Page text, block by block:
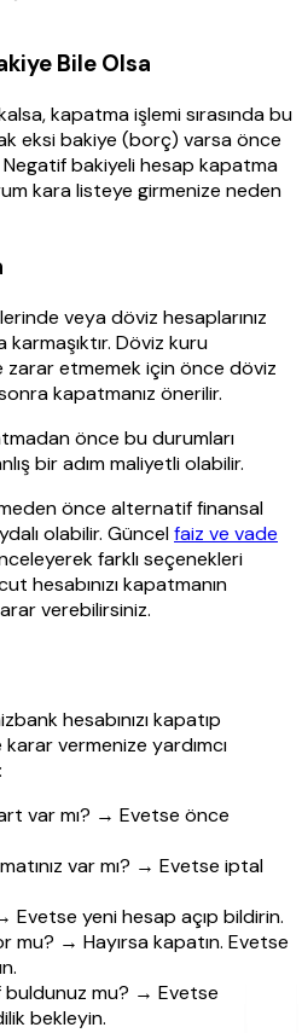
Bile Olsa
kapatma işlemi sırasında bu
eksi bakiye (borç) varsa önce
bakiyeli hesap kapatma
kara listeye girmenize neden
veya döviz hesaplarınız
Döviz kuru
zarar etmemek için önce döviz
kapatmanız önerilir.
önce bu durumları
bir adım maliyetli olabilir.
önce alternatif finansal
olabilir. Güncelfaiz ve vade
farklı seçenekleri
hesabınızı kapatmanın
verebilirsiniz.
hesabınızı kapatıp
vermenize yardımcı
var mı? → Evetse önce
var mı? → Evetse iptal
Evetse yeni hesap açıp bildirin.
mu? → Hayırsa kapatın. Evetse
mu? → Evetse
bekleyin.